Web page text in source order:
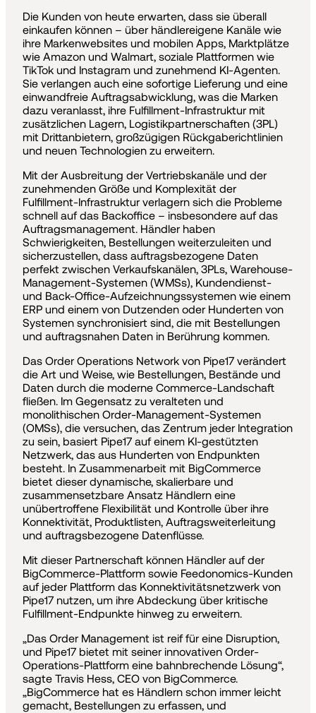
Die Kunden von heute erwarten, dass sie überall
einkaufen können – über händlereigene Kanäle wie
ihre Markenwebsites und mobilen Apps, Marktplätze
wie Amazon und Walmart, soziale Plattformen wie
TikTok und Instagram und zunehmend KI-Agenten.
Sie verlangen auch eine sofortige Lieferung und eine
einwandfreie Auftragsabwicklung, was die Marken
dazu veranlasst, ihre Fulfillment-Infrastruktur mit
zusätzlichen Lagern, Logistikpartnerschaften (3PL)
mit Drittanbietern, großzügigen Rückgaberichtlinien
und neuen Technologien zu erweitern.
Mit der Ausbreitung der Vertriebskanäle und der
zunehmenden Größe und Komplexität der
Fulfillment-Infrastruktur verlagern sich die Probleme
schnell auf das Backoffice – insbesondere auf das
Auftragsmanagement. Händler haben
Schwierigkeiten, Bestellungen weiterzuleiten und
sicherzustellen, dass auftragsbezogene Daten
perfekt zwischen Verkaufskanälen, 3PLs, Warehouse-
Management-Systemen (WMSs), Kundendienst-
und Back-Office-Aufzeichnungssystemen wie einem
ERP und einem von Dutzenden oder Hunderten von
Systemen synchronisiert sind, die mit Bestellungen
und auftragsnahen Daten in Berührung kommen.
Das Order Operations Network von Pipe17 verändert
die Art und Weise, wie Bestellungen, Bestände und
Daten durch die moderne Commerce-Landschaft
fließen. Im Gegensatz zu veralteten und
monolithischen Order-Management-Systemen
(OMSs), die versuchen, das Zentrum jeder Integration
zu sein, basiert Pipe17 auf einem KI-gestützten
Netzwerk, das aus Hunderten von Endpunkten
besteht. In Zusammenarbeit mit BigCommerce
bietet dieser dynamische, skalierbare und
zusammensetzbare Ansatz Händlern eine
unübertroffene Flexibilität und Kontrolle über ihre
Konnektivität, Produktlisten, Auftragsweiterleitung
und auftragsbezogene Datenflüsse.
Mit dieser Partnerschaft können Händler auf der
BigCommerce-Plattform sowie Feedonomics-Kunden
auf jeder Plattform das Konnektivitätsnetzwerk von
Pipe17 nutzen, um ihre Abdeckung über kritische
Fulfillment-Endpunkte hinweg zu erweitern.
„Das Order Management ist reif für eine Disruption,
und Pipe17 bietet mit seiner innovativen Order-
Operations-Plattform eine bahnbrechende Lösung“,
sagte Travis Hess, CEO von BigCommerce.
„BigCommerce hat es Händlern schon immer leicht
gemacht, Bestellungen zu erfassen, und